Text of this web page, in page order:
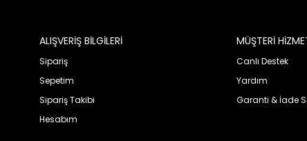
ALIŞVERİŞ BİLGİLERİ
Sipariş
Sepetim
Sipariş Takibi
Hesabım
MÜŞTERİ
Canlı Destek
Yardım
Garanti & İade